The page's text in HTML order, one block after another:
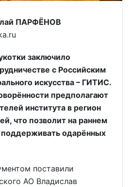
ПАРФЁНОВ
заключило
с Российским
искусства – ГИТИС.
предполагают
института в регион
что позволит на раннем
поддерживать одарённых
поставили
АО Владислав